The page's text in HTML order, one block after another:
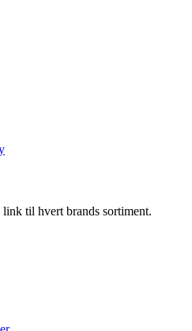
til hvert brands sortiment.